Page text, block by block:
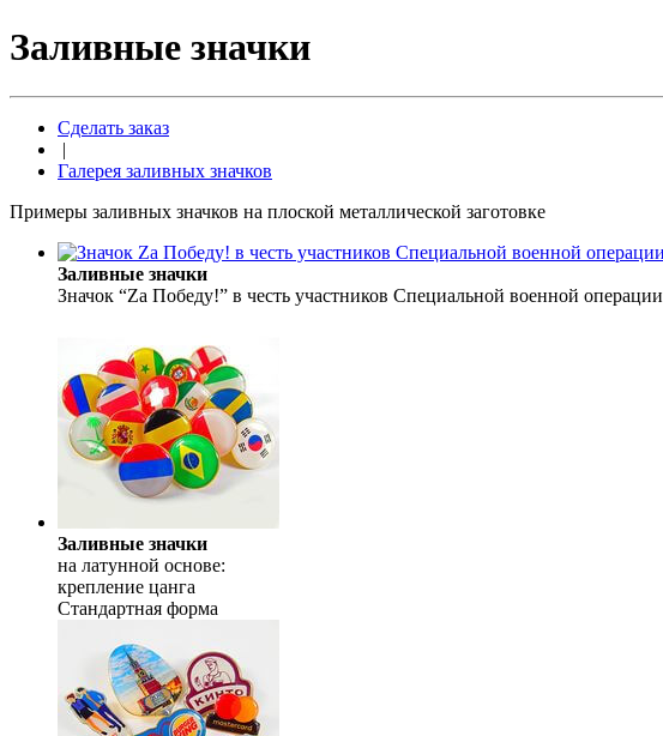
Заливные значки
Сделать заказ
|
Галерея заливных значков
Примеры заливных значков на плоской металлической заготовке
Заливные значки
Значок “Zа Победу!” в честь участников Специальной военной операции
Заливные значки
на латунной основе:
крепление цанга
Стандартная форма